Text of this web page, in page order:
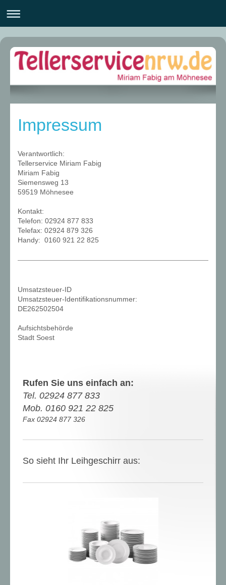
Impressum
Verantwortlich:
Tellerservice Miriam Fabig
Miriam Fabig
Siemensweg 13
59519 Möhnesee
Kontakt:
Telefon: 02924 877 833
Telefax: 02924 879 326
Handy: 0160 921 22 825
Umsatzsteuer-ID
Umsatzsteuer-Identifikationsnummer:
DE262502504
Aufsichtsbehörde
Stadt Soest
Rufen Sie uns einfach an:
Tel. 02924 877 833
Mob. 0160 921 22 825
Fax 02924 877 326
So sieht Ihr Leihgeschirr aus: